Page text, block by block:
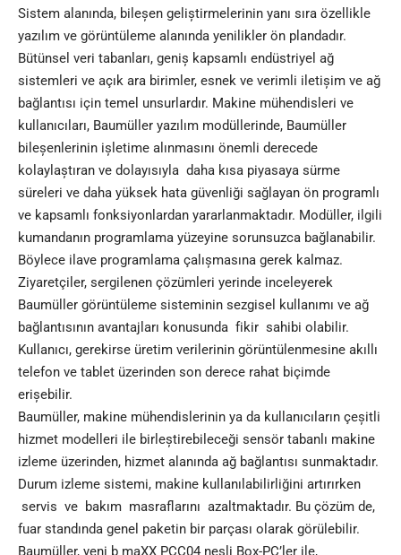
Sistem alanında, bileșen geliștirmelerinin yanı sıra özellikle
yazılım ve görüntüleme alanında yenilikler ön plandadır.
Bütünsel veri tabanları, geniș kapsamlı endüstriyel ağ
sistemleri ve açık ara birimler, esnek ve verimli iletișim ve ağ
bağlantısı için temel unsurlardır. Makine mühendisleri ve
kullanıcıları, Baumüller yazılım modüllerinde, Baumüller
bileșenlerinin ișletime alınmasını önemli derecede
kolaylaștıran ve dolayısıyla daha kısa piyasaya sürme
süreleri ve daha yüksek hata güvenliği sağlayan ön programlı
ve kapsamlı fonksiyonlardan yararlanmaktadır. Modüller, ilgili
kumandanın programlama yüzeyine sorunsuzca bağlanabilir.
Böylece ilave programlama çalıșmasına gerek kalmaz.
Ziyaretçiler, sergilenen çözümleri yerinde inceleyerek
Baumüller görüntüleme sisteminin sezgisel kullanımı ve ağ
bağlantısının avantajları konusunda fikir sahibi olabilir.
Kullanıcı, gerekirse üretim verilerinin görüntülenmesine akıllı
telefon ve tablet üzerinden son derece rahat biçimde
erișebilir.
Baumüller, makine mühendislerinin ya da kullanıcıların çeșitli
hizmet modelleri ile birleștirebileceği sensör tabanlı makine
izleme üzerinden, hizmet alanında ağ bağlantısı sunmaktadır.
Durum izleme sistemi, makine kullanılabilirliğini artırırken
servis ve bakım masraflarını azaltmaktadır. Bu çözüm de,
fuar standında genel paketin bir parçası olarak görülebilir.
Baumüller, yeni b maXX PCC04 nesli Box-PC’ler ile,